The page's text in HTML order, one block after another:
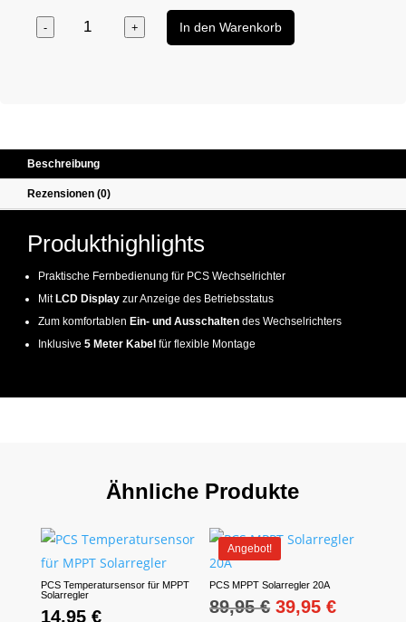
- + In den Warenkorb
Beschreibung
Rezensionen (0)
Produkthighlights
Praktische Fernbedienung für PCS Wechselrichter
Mit LCD Display zur Anzeige des Betriebsstatus
Zum komfortablen Ein- und Ausschalten des Wechselrichters
Inklusive 5 Meter Kabel für flexible Montage
Ähnliche Produkte
PCS Temperatursensor für MPPT
Solarregler
14,95 €
Angebot!
PCS MPPT Solarregler 20A
89,95€ Ursprünglicher
39,95€